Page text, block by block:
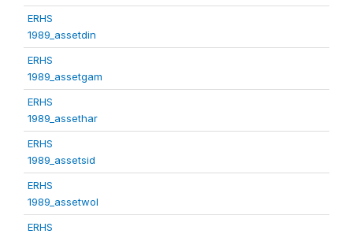
ERHS
1989_assetdin
ERHS
1989_assetgam
ERHS
1989_assethar
ERHS
1989_assetsid
ERHS
1989_assetwol
ERHS